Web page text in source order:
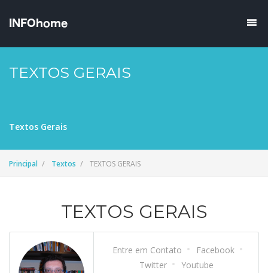
TEXTOS GERAIS
Textos Gerais
Principal Textos TEXTOS GERAIS
TEXTOS GERAIS
Entre em Contato
Facebook
Twitter
Youtube